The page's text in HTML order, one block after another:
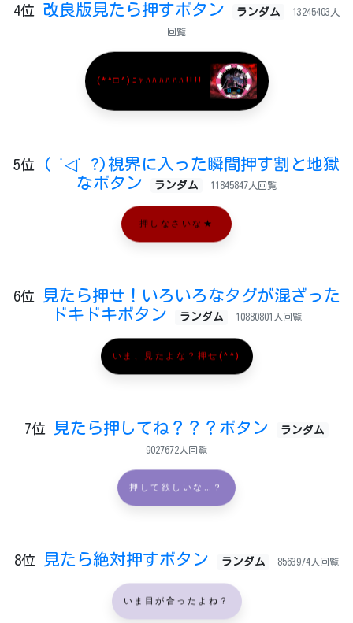
4位 改良版見たら押すボタン ランダム 13245403人
回覧
(*^□^)ﾆｬﾊﾊﾊﾊﾊﾊ!!!!
5位
( ˙◁˙ ?)視界に入った瞬間押す割と地獄
なボタン
ランダム 11845847人回覧
押しなさいな★
6位
見たら押せ！いろいろなタグが混ざった
ドキドキボタン
ランダム 10880801人回覧
いま、見たよな？押せ(^^)
7位 見たら押してね？？？ボタン ランダム
9027672人回覧
押して欲しいな…？
8位 見たら絶対押すボタン ランダム 8563974人回覧
いま目が合ったよね？